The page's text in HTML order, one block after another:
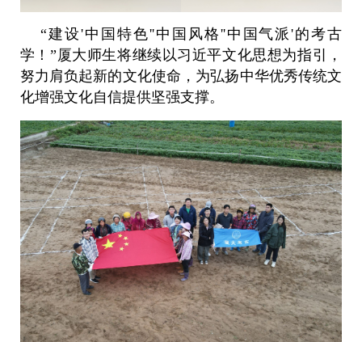
“建设'中国特色''中国风格''中国气派'的考古
学！”厦大师生将继续以习近平文化思想为指引，
努力肩负起新的文化使命，为弘扬中华优秀传统文
化增强文化自信提供坚强支撑。